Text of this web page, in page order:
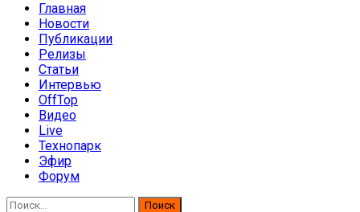
Главная
Новости
Публикации
Релизы
Статьи
Интервью
OffTop
Видео
Live
Технопарк
Эфир
Форум
Найти: